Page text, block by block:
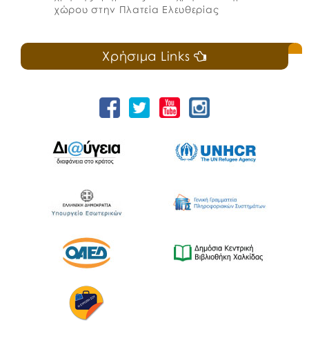
χώρου στην Πλατεία Ελευθερίας
Χρήσιμα Links